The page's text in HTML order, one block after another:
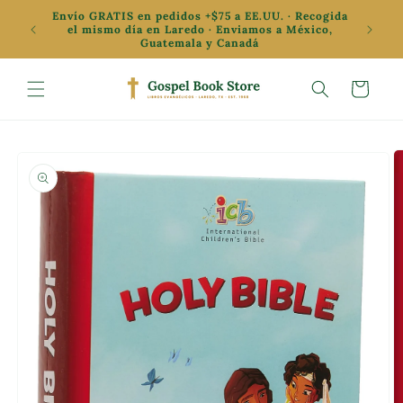
directamente
al contenido
Envío GRATIS en pedidos +$75 a EE.UU. · Recogida
el mismo día en Laredo · Enviamos a México,
Guatemala y Canadá
✦
Carrito
información
del producto